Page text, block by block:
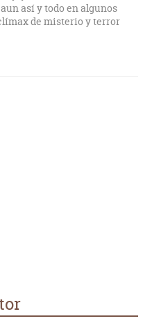
así y todo en algunos
de misterio y terror